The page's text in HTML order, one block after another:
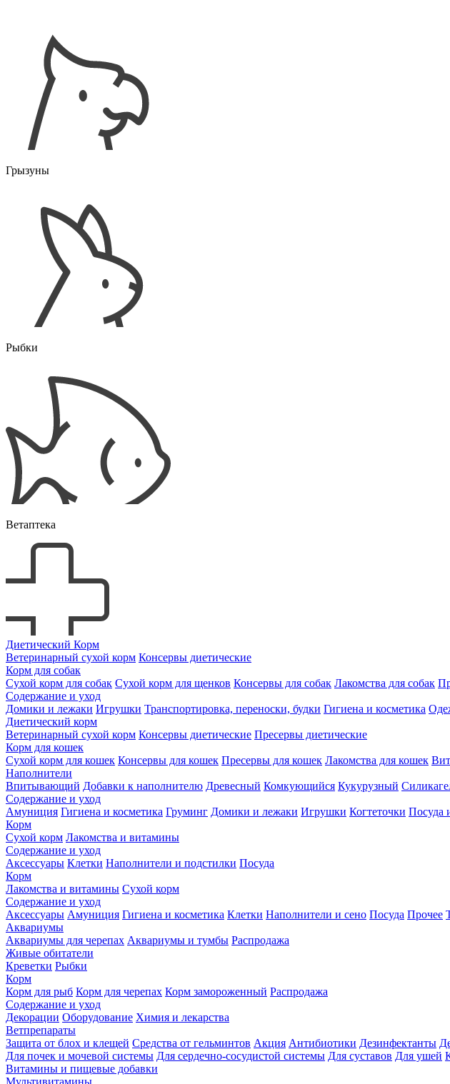
Грызуны
Рыбки
Ветаптека
Диетический Корм
Ветеринарный сухой корм Консервы диетические
Корм для собак
Сухой корм для собак Сухой корм для щенков Консервы для собак Лакомства для собак
Содержание и уход
Домики и лежаки Игрушки Транспортировка, переноски, будки Гигиена и косметика
Диетический корм
Ветеринарный сухой корм Консервы диетические Пресервы диетические
Корм для кошек
Сухой корм для кошек Консервы для кошек Пресервы для кошек Лакомства для кошек
Наполнители
Впитывающий Добавки к наполнителю Древесный Комкующийся Кукурузный
Содержание и уход
Амуниция Гигиена и косметика Груминг Домики и лежаки Игрушки Когтеточки Посуда
Корм
Сухой корм Лакомства и витамины
Содержание и уход
Аксессуары Клетки Наполнители и подстилки Посуда
Корм
Лакомства и витамины Сухой корм
Содержание и уход
Аксессуары Амуниция Гигиена и косметика Клетки Наполнители и сено Посуда Прочее
Аквариумы
Аквариумы для черепах Аквариумы и тумбы Распродажа
Живые обитатели
Креветки Рыбки
Корм
Корм для рыб Корм для черепах Корм замороженный Распродажа
Содержание и уход
Декорации Оборудование Химия и лекарства
Ветпрепараты
Защита от блох и клещей Средства от гельминтов Акция Антибиотики Дезинфектанты
Для почек и мочевой системы Для сердечно-сосудистой системы Для суставов Для ушей
Витамины и пищевые добавки
Мультивитамины